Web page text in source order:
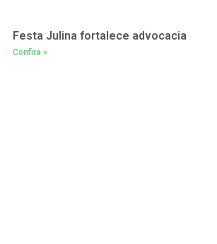
Festa Julina fortalece advocacia
Confira »